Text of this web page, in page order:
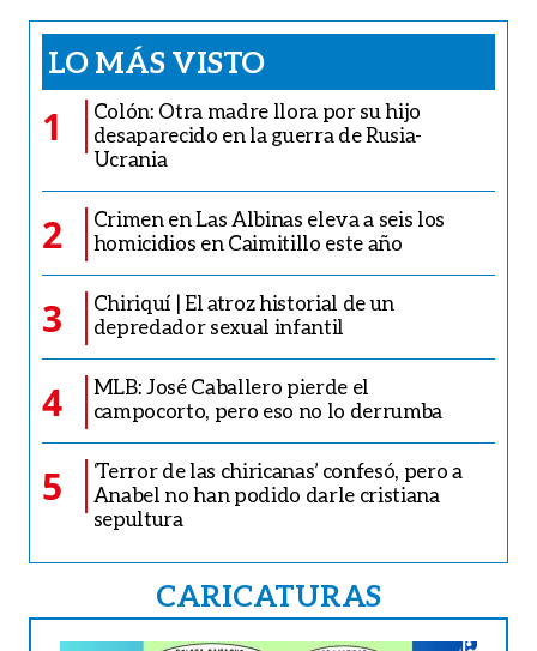
LO MÁS VISTO
1
Colón: Otra madre llora por su hijo
desaparecido en la guerra de Rusia-
Ucrania
2
Crimen en Las Albinas eleva a seis los
homicidios en Caimitillo este año
3
Chiriquí | El atroz historial de un
depredador sexual infantil
4
MLB: José Caballero pierde el
campocorto, pero eso no lo derrumba
5
‘Terror de las chiricanas’ confesó, pero a
Anabel no han podido darle cristiana
sepultura
CARICATURAS